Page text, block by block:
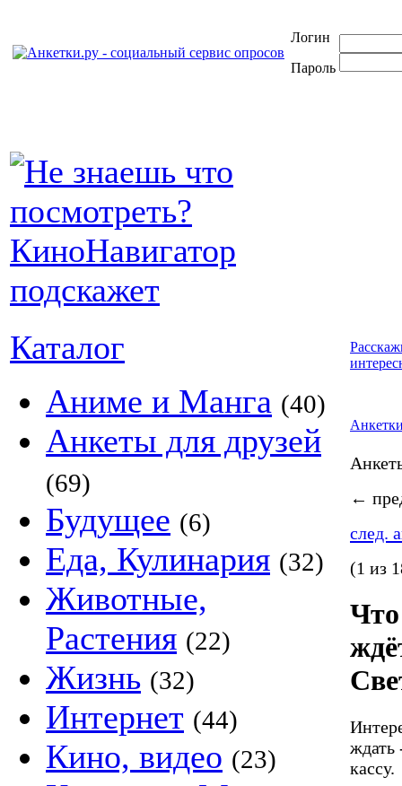
Логин
Пароль
Каталог
Аниме и Манга (40)
Анкеты для друзей
(69)
Будущее (6)
Еда, Кулинария (32)
Животные,
Растения (22)
Жизнь (32)
Интернет (44)
Кино, видео (23)
←
след.
(1 из
Что
ждать
кассу.